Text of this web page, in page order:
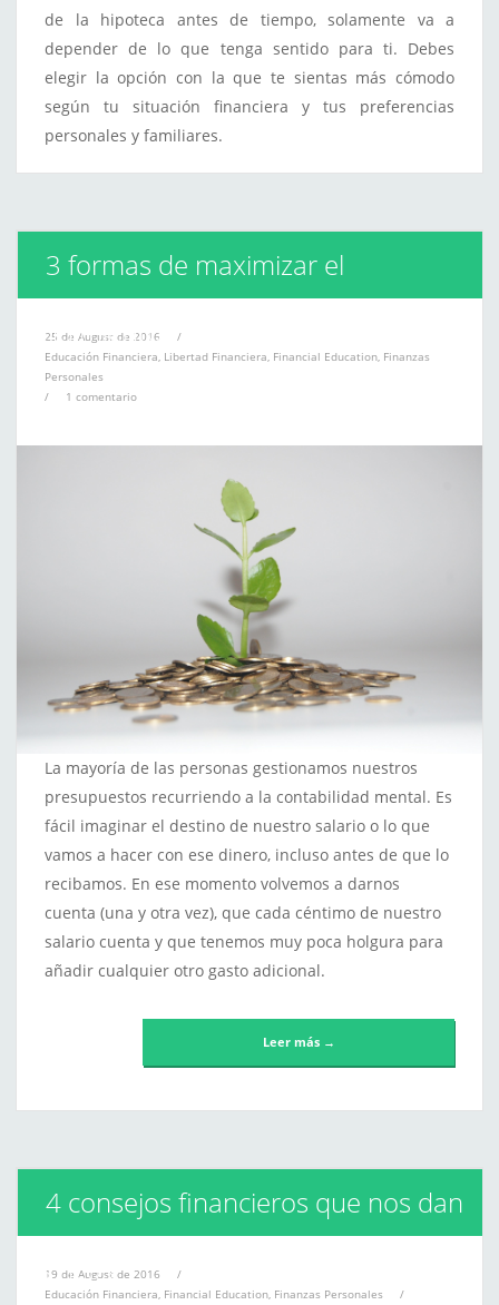
de la hipoteca antes de tiempo, solamente va a
depender de lo que tenga sentido para ti. Debes
elegir la opción con la que te sientas más cómodo
según tu situación financiera y tus preferencias
personales y familiares.
3 formas de maximizar el
rendimiento de tu salario
25 de August de 2016
/
Educación Financiera Libertad Financiera Financial Education Finanzas
Personales
/
1 comentario
La mayoría de las personas gestionamos nuestros
presupuestos recurriendo a la contabilidad mental. Es
fácil imaginar el destino de nuestro salario o lo que
vamos a hacer con ese dinero, incluso antes de que lo
recibamos. En ese momento volvemos a darnos
cuenta (una y otra vez), que cada céntimo de nuestro
salario cuenta y que tenemos muy poca holgura para
añadir cualquier otro gasto adicional.
Leer más →
4 consejos financieros que nos dan
los ricos
19 de August de 2016
/
Educación Financiera, Financial Education, Finanzas Personales
/